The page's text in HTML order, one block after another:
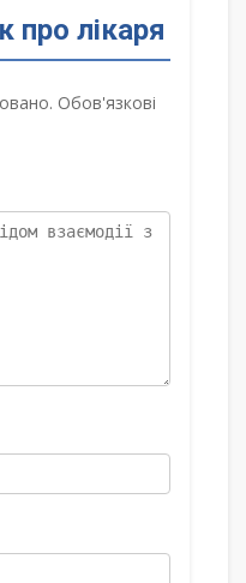
про лікаря
Обов'язкові